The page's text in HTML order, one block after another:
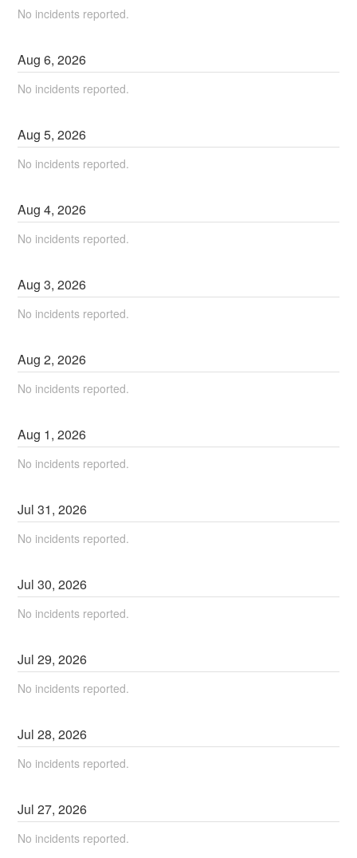
No incidents reported.
Aug6,2026
No incidents reported.
Aug5,2026
No incidents reported.
Aug4,2026
No incidents reported.
Aug3,2026
No incidents reported.
Aug2,2026
No incidents reported.
Aug 1,2026
No incidents reported.
Jul31,2026
No incidents reported.
Jul30,2026
No incidents reported.
Jul29,2026
No incidents reported.
Jul28,2026
No incidents reported.
Jul27,2026
No incidents reported.